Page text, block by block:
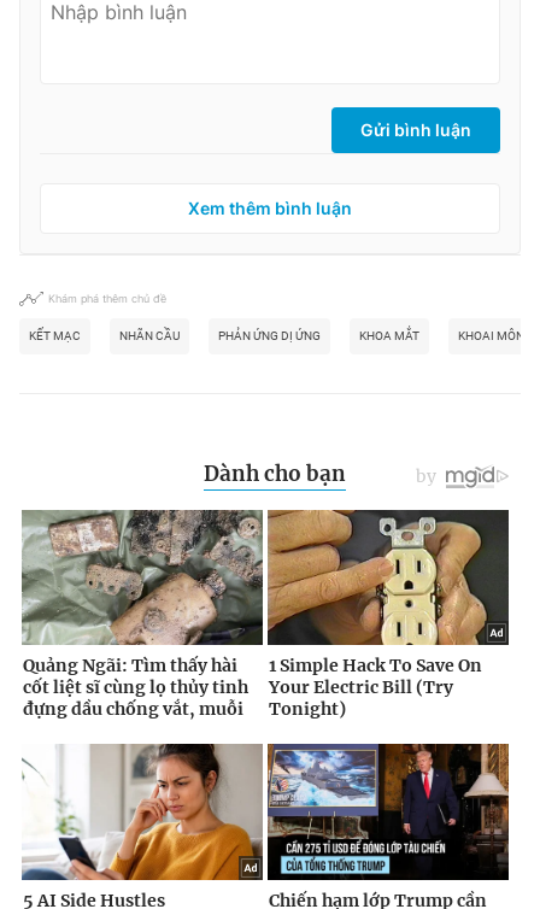
Gửi bình luận
Xem thêm bình luận
Khám phá thêm chủ đề
KẾT MẠC NHÃN CẦU PHẢN ỨNG DỊ ỨNG KHOA MẮT KHOAI MÔN